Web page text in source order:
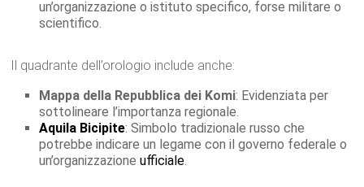
un’organizzazione o istituto specifico, forse militare o
scientifico.
Il quadrante dell’orologio include anche:
Mappa della Repubblica dei Komi: Evidenziata per
sottolineare l’importanza regionale.
Aquila Bicipite: Simbolo tradizionale russo che
potrebbe indicare un legame con il governo federale o
un’organizzazioneufficiale.